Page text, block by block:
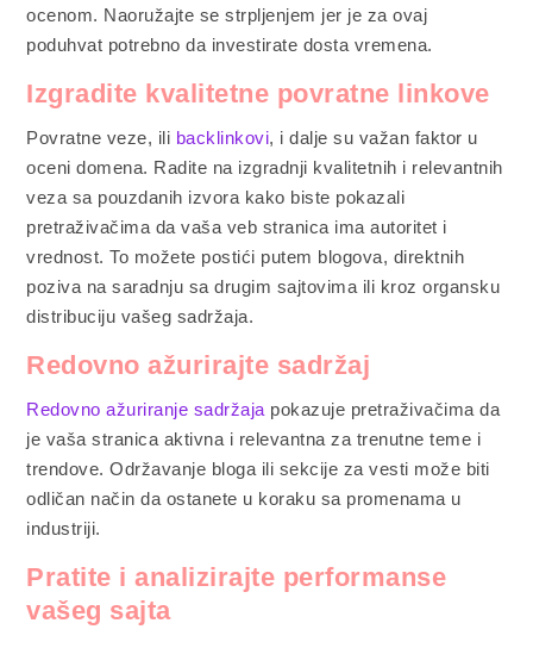
ocenom. Naoružajte se strpljenjem jer je za ovaj
poduhvat potrebno da investirate dosta vremena.
Izgradite kvalitetne povratne linkove
Povratne veze, ili backlinkovi, i dalje su važan faktor u
oceni domena. Radite na izgradnji kvalitetnih i relevantnih
veza sa pouzdanih izvora kako biste pokazali
pretraživačima da vaša veb stranica ima autoritet i
vrednost. To možete postići putem blogova, direktnih
poziva na saradnju sa drugim sajtovima ili kroz organsku
distribuciju vašeg sadržaja.
Redovno ažurirajte sadržaj
Redovno ažuriranje sadržaja pokazuje pretraživačima da
je vaša stranica aktivna i relevantna za trenutne teme i
trendove. Održavanje bloga ili sekcije za vesti može biti
odličan način da ostanete u koraku sa promenama u
industriji.
Pratite i analizirajte performanse
vašeg sajta